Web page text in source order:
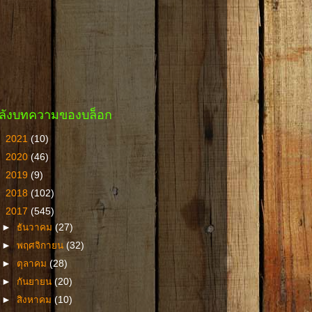
งบทความของบล็อก
2021 (10)
2020 (46)
2019 (9)
2018 (102)
2017 (545)
► ธันวาคม(27)
►พฤศจิกายน(32)
► ตุลาคม(28)
► กันยายน(20)
►สิงหาคม(10)